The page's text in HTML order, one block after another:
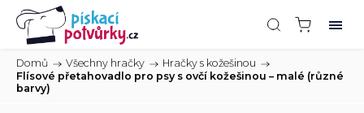
Domů / Všechny hračky / Hračky s kožešinou /
Flísové přetahovadlo pro psy s ovčí kožešinou – malé (různé
barvy)